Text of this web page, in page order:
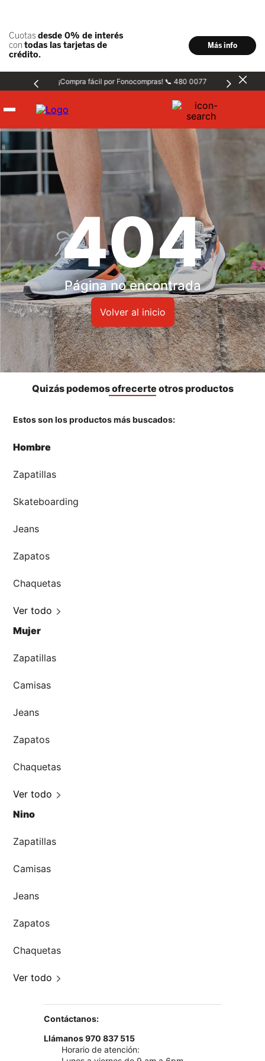
¡Compra fácil por Fonocompras! 📞 480 0077
Hombre
Mujer
Niños
Accesorios
🏃‍♀️🏃‍♂️ Zona del Hincha
👀 Lo Nuevo
🤑 Zona Outlet
Tiendas
404
Página no encontrada
Volver al inicio
Quizás podemos ofrecerte otros productos
Estos son los productos más buscados:
Hombre
Zapatillas
Skateboarding
Jeans
Zapatos
Chaquetas
Ver todo
Mujer
Zapatillas
Camisas
Jeans
Zapatos
Chaquetas
Ver todo
Nino
Zapatillas
Camisas
Jeans
Zapatos
Chaquetas
Ver todo
Contáctanos:
Llámanos 970 837 515
Horario de atención: